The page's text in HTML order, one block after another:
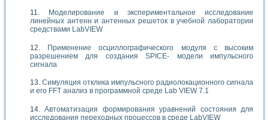
Моделирование и экспериментальное исследование
линейных антенн и антенных решеток в учебной лаборатории
средствами LabVIEW
Применение осциллографического модуля с высоким
разрешением для создания SPICE- модели импульсного
сигнала
Симуляция отклика импульсного радиолокационного сигнала
и его FFT анализ в программной среде Lab VIEW 7.1
Автоматизация формирования уравнений состояния для
исследования переходных процессов в среде LabVIEW